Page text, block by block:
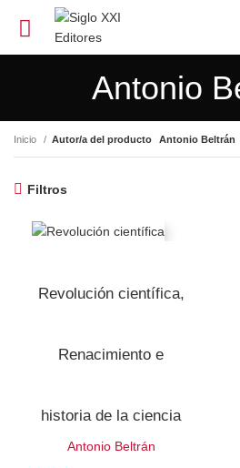
Antonio
Inicio Autor/a del producto Antonio Beltrán
Filtros
Revolución científica,
Renacimiento e
historia de la ciencia
Antonio Beltrán